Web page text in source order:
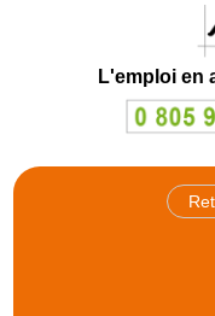
L'emploi en